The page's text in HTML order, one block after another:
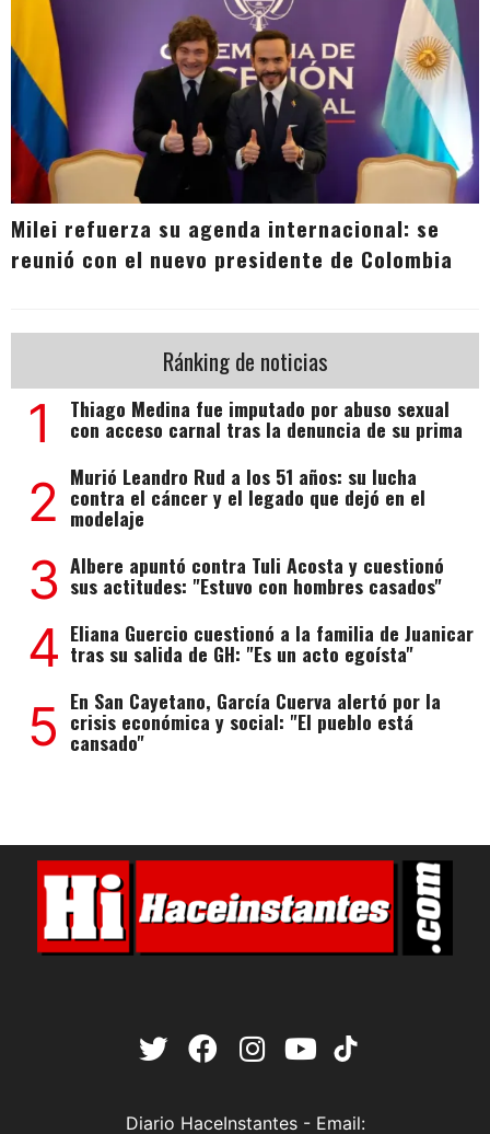
Milei refuerza su agenda internacional: se
reunió con el nuevo presidente de Colombia
Ránking de noticias
1 Thiago Medina fue imputado por abuso sexual
con acceso carnal tras la denuncia de su prima
2 Murió Leandro Rud a los 51 años: su lucha
contra el cáncer y el legado que dejó en el
modelaje
3 Albere apuntó contra Tuli Acosta y cuestionó
sus actitudes: "Estuvo con hombres casados"
4 Eliana Guercio cuestionó a la familia de Juanicar
tras su salida de GH: "Es un acto egoísta"
5 En San Cayetano, García Cuerva alertó por la
crisis económica y social: "El pueblo está
cansado"
Diario HaceInstantes - Email: